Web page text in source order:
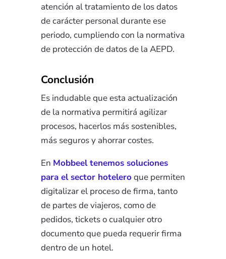
atención al tratamiento de los datos
de carácter personal durante ese
periodo, cumpliendo con la normativa
de protección de datos de la AEPD.
Conclusión
Es indudable que esta actualización
de la normativa permitirá agilizar
procesos, hacerlos más sostenibles,
más seguros y ahorrar costes.
En Mobbeel tenemos soluciones
para el sector hoteleroque permiten
digitalizar el proceso de firma, tanto
de partes de viajeros, como de
pedidos, tickets o cualquier otro
documento que pueda requerir firma
dentro de un hotel.